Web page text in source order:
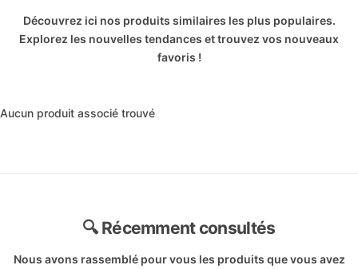
Découvrez ici nos produits similaires les plus populaires.
Explorez les nouvelles tendances et trouvez vos nouveaux
favoris !
Aucun produit associé trouvé
🔍 Récemment consultés
Nous avons rassemblé pour vous les produits que vous avez